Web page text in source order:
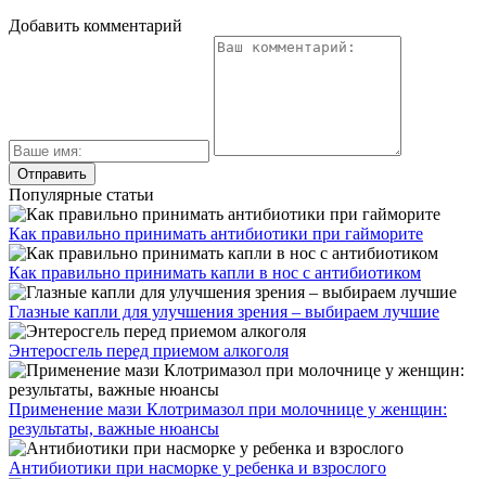
Добавить комментарий
Популярные статьи
Как правильно принимать антибиотики при гайморите
Как правильно принимать капли в нос с антибиотиком
Глазные капли для улучшения зрения – выбираем лучшие
Энтеросгель перед приемом алкоголя
Применение мази Клотримазол при молочнице у женщин:
результаты, важные нюансы
Антибиотики при насморке у ребенка и взрослого